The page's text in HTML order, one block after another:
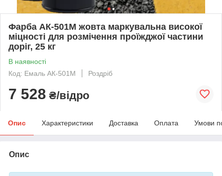
Фарба АК-501М жовта маркувальна високої
міцності для розмічення проїжджої частини
доріг, 25 кг
В наявності
Код: Емаль АК-501М
Роздріб
7 528 ₴/відро
Опис Характеристики Доставка Оплата Умови
Опис